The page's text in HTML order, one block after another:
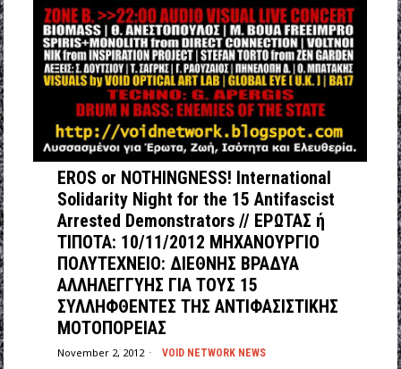
EROS or NOTHINGNESS! International
Solidarity Night for the 15 Antifascist
Arrested Demonstrators // EΡΩΤΑΣ ή
ΤΙΠΟΤΑ: 10/11/2012 ΜΗΧΑΝΟΥΡΓΙΟ
ΠΟΛΥΤΕΧΝΕΙΟ: ΔΙΕΘΝΗΣ ΒΡΑΔΥΑ
ΑΛΛΗΛΕΓΓΥΗΣ ΓΙΑ ΤΟΥΣ 15
ΣΥΛΛΗΦΘΕΝΤΕΣ ΤΗΣ ΑΝΤΙΦΑΣΙΣΤΙΚΗΣ
ΜΟΤΟΠΟΡΕΙΑΣ
November 2, 2012 VOID NETWORK NEWS